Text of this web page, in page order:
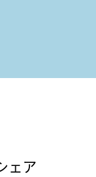
ェア